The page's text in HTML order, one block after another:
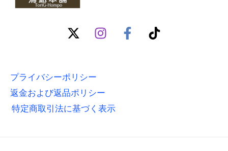
プライバシーポリシー
返金および返品ポリシー
特定商取引法に基づく表示